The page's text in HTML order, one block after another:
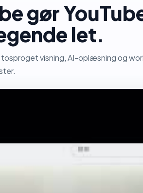
gør
let.
visning, AI-oplæsning og